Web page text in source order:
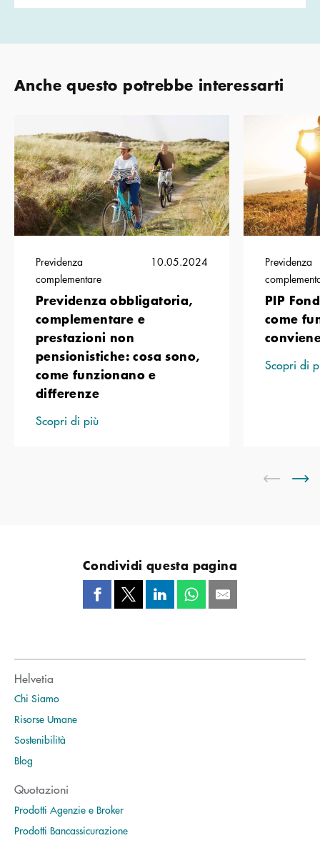
Anche questo potrebbe interessarti
Previdenza
complementare
10.05.2024
Previdenza obbligatoria,
complementare e
prestazioni non
pensionistiche: cosa sono,
come funzionano e
differenze
Scopri di più
Previdenza
PIP
come
Scopri di
Condividi questa pagina
Helvetia
Chi Siamo
Risorse Umane
Sostenibilità
Blog
Quotazioni
Prodotti Agenzie e Broker
Prodotti Bancassicurazione